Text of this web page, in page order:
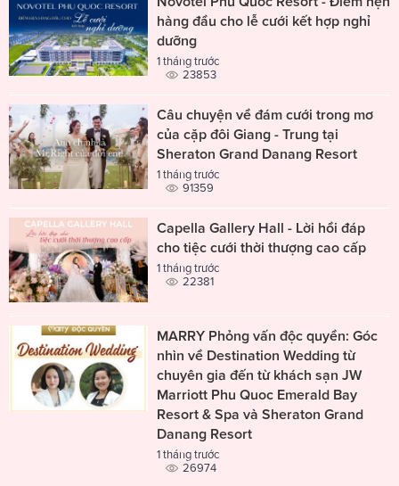
hàng đầu cho lễ cưới kết hợp nghỉ
dưỡng
1 tháng trước
23853
Câu chuyện về đám cưới trong mơ
của cặp đôi Giang - Trung tại
Sheraton Grand Danang Resort
1 tháng trước
91359
Capella Gallery Hall - Lời hồi đáp
cho tiệc cưới thời thượng cao cấp
1 tháng trước
22381
MARRY Phỏng vấn độc quyền: Góc
nhìn về Destination Wedding từ
chuyên gia đến từ khách sạn JW
Marriott Phu Quoc Emerald Bay
Resort & Spa và Sheraton Grand
Danang Resort
1 tháng trước
26974